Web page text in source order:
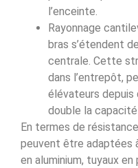
l’enceinte.
Rayonnage
bras s’étendent
centrale. Cette
dans l’entrepôt,
élévateurs depuis
double la
En termes de
peuvent être adaptées
en aluminium, tuyaux